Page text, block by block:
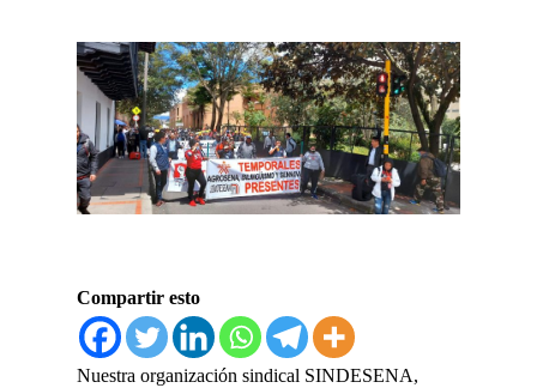
Compartir esto
Nuestra organización sindical SINDESENA,